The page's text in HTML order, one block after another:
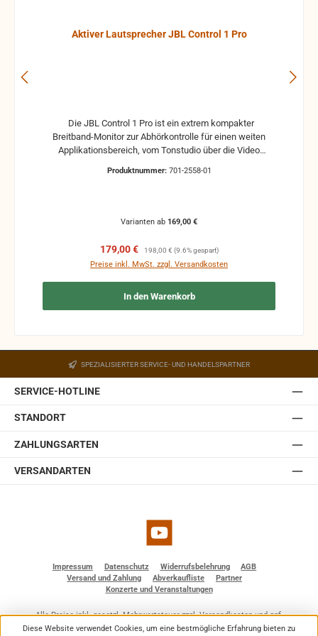
Aktiver Lautsprecher JBL Control 1 Pro
Breitband-Monitor zur Abhörkontrolle für einen weiten
Applikationsbereich, vom Tonstudio über die Video
ist bei der JBL Control 1 mit einer Magnet-Abschirmung
direkter Nähe von Video-Monitoren betrieben werden
kann, ohne unliebsame Bildstörungen zu verursachen.
Das Gehäuse der JBL Control 1 Pro besteht aus
hochverdichtetem Polypropylenschaum, der hohe
Resonanzarmut ermöglicht. Ein umfangreiches Angebot
an optionalem Montagezubehör erlaubt Wandmontage
Der Halter ist mit einem Kugelgelenk ausgestattet,
welches in der Wandplatte des Halters eingebaut ist.
Somit lässt sich die JBL Control 1 Pro auch ohne optionale
Zubehörteile einfach und schnell installieren. Sie ist
Produktnummer: 701-2558-01
Varianten ab 169,00 €
Verkaufspreis:
179,00 € Regulärer Preis:
198,00 € (9.6% gespart)
Preise inkl. MwSt. zzgl. Versandkosten
In den Warenkorb
SPEZIALISIERTER SERVICE- UND HANDELSPARTNER
SERVICE-HOTLINE
STANDORT
ZAHLUNGSARTEN
VERSANDARTEN
YouTube
Impressum Datenschutz Widerrufsbelehrung
AGB
Versand und Zahlung
Abverkaufliste
Partner
Konzerte und Veranstaltungen
Alle Preise inkl. gesetzl. Mehrwertsteuer zzgl.Versandkostenund ggf.
Nachnahmegebühren, wenn nicht anders angegeben.
Diese Website verwendet Cookies, um eine bestmögliche Erfahrung bieten zu